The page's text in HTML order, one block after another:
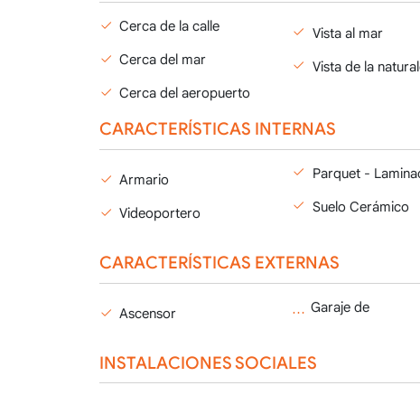
Cerca de la calle
Cerca del mar
Cerca del aeropuerto
Vista al mar
Vista de la
CARACTERÍSTICAS INTERNAS
Armario
Videoportero
Parquet -
Suelo Cerámico
CARACTERÍSTICAS EXTERNAS
Ascensor
INSTALACIONES SOCIALES